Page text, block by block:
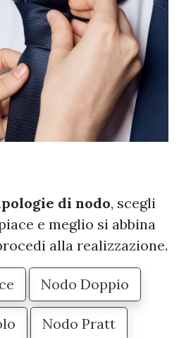
di nodo, scegli
e meglio si abbina
alla realizzazione.
Nodo Doppio
Nodo Pratt